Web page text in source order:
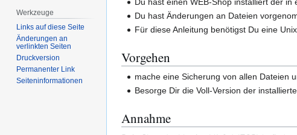
Du hast Änderungen an Dateien
Für diese Anleitung benötigst Du eine
Vorgehen
mache eine Sicherung von allen Dateien
Besorge Dir die Voll-Version der
Annahme
Werkzeuge
Links auf diese Seite
Änderungen an
verlinkten Seiten
Druckversion
Permanenter Link
Seiten­­informationen